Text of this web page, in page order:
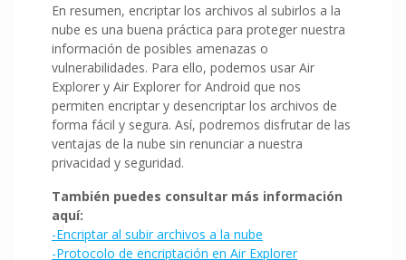
En resumen, encriptar los archivos al subirlos a la
nube es una buena práctica para proteger nuestra
información de posibles amenazas o
vulnerabilidades. Para ello, podemos usar Air
Explorer y Air Explorer for Android que nos
permiten encriptar y desencriptar los archivos de
forma fácil y segura. Así, podremos disfrutar de las
ventajas de la nube sin renunciar a nuestra
privacidad y seguridad.
También puedes consultar más información
aquí:
-Encriptar al subir archivos a la nube
-Protocolo de encriptación en Air Explorer